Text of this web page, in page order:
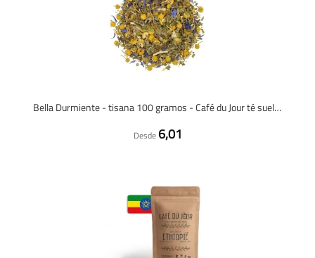
Bella Durmiente - tisana 100 gramos - Café du Jour té suelto
Desde 6,01